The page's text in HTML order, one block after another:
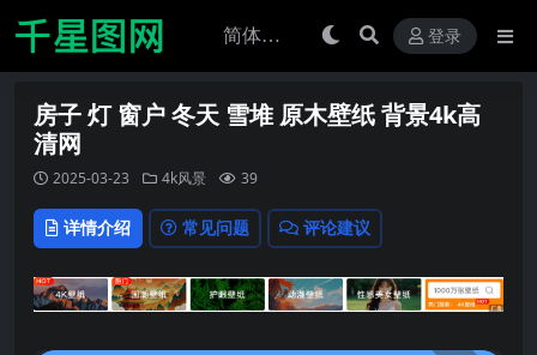
登录
房子 灯 窗户 冬天 雪堆 原木壁纸 背景4k高
清网
2025-03-23 4k风景 39
详情介绍 常见问题 评论建议